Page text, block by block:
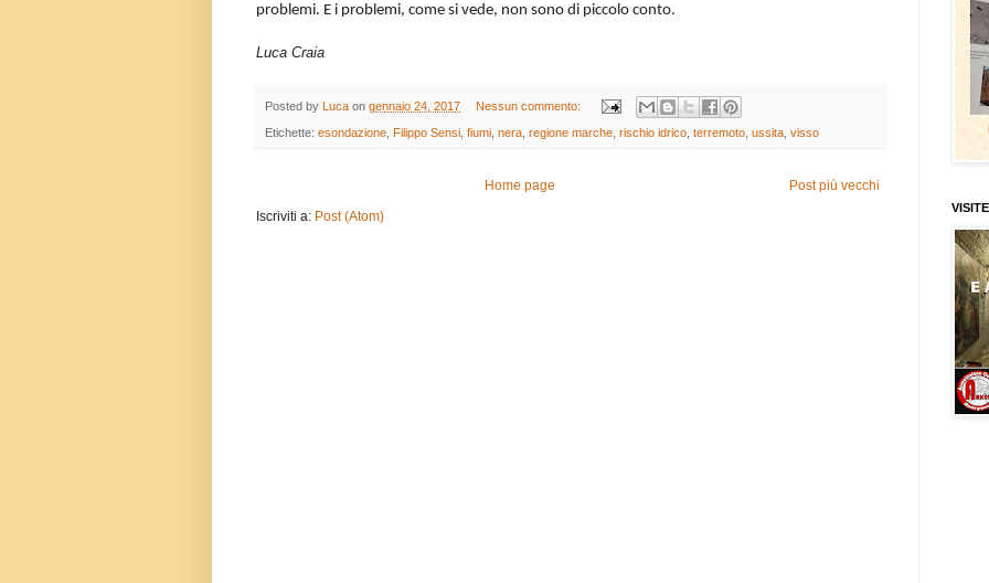
problemi. E i problemi, come si vede, non sono di piccolo conto.
Luca Craia
Posted by Luca on gennaio 24, 2017 Nessun commento:
Etichette: esondazione Filippo Sensi fiumi nera regione marche rischio idrico terremoto ussita visso
Post più vecchi
Home page
Iscriviti a: Post (Atom)
VISITE